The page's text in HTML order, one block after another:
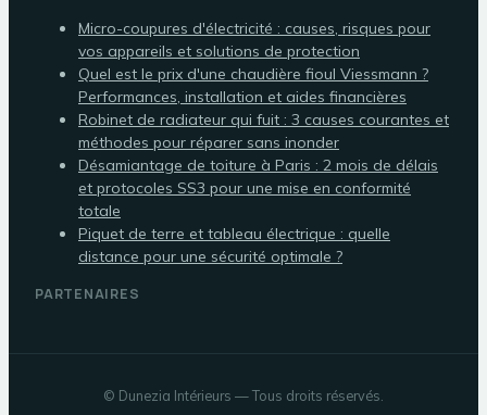
Micro-coupures d'électricité : causes, risques pour
vos appareils et solutions de protection
Quel est le prix d'une chaudière fioul Viessmann ?
Performances, installation et aides financières
Robinet de radiateur qui fuit : 3 causes courantes et
méthodes pour réparer sans inonder
Désamiantage de toiture à Paris : 2 mois de délais
et protocoles SS3 pour une mise en conformité
totale
Piquet de terre et tableau électrique : quelle
distance pour une sécurité optimale ?
PARTENAIRES
© Dunezia Intérieurs — Tous droits réservés.